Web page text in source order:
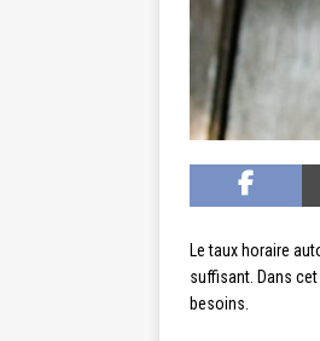
Le taux horaire
suffisant. Dans
besoins.